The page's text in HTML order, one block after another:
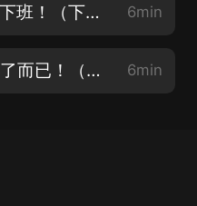
第007章 我來接我老公下班！（下）新品求月票+滿星好評！謝謝】 6min
第008章 哥只是中彩票了而已！（上）新品求月票+滿星好評！謝謝】 6min